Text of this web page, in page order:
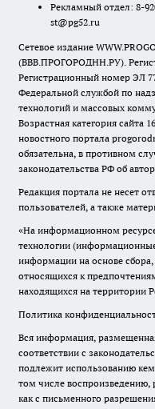
Рекламный отдел: 8-
st@pg52.ru
Сетевое издание
(ВВВ.ПРОГОРОДНН.РУ).
Регистрационный номер ЭЛ
Федеральной службой по
технологий и массовых
Возрастная категория сайта
новостного портала
обязательна, в противном
законодательства РФ об
Редакция портала не несет
пользователей, а также
«На информационном
технологии
информации на основе
относящихся к
находящихся на территории
Политика
Вся информация,
соответствии с
подлежит использованию
том числе воспроизведению,
как с письменного